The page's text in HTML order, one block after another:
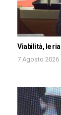
Viabilità, le
7 Agosto 2026